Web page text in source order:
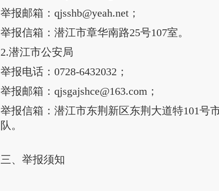
举报邮箱：qjsshb@yeah.net；
举报信箱：潜江市章华南路25号107室。
2.潜江市公安局
举报电话：0728-6432032；
举报邮箱：qjsgajshce@163.com；
举报信箱：潜江市东荆新区东荆大道特101号
队。
三、举报须知